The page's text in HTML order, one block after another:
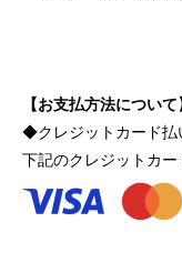
【お支払方法について
◆クレジットカード払
下記のクレジットカー